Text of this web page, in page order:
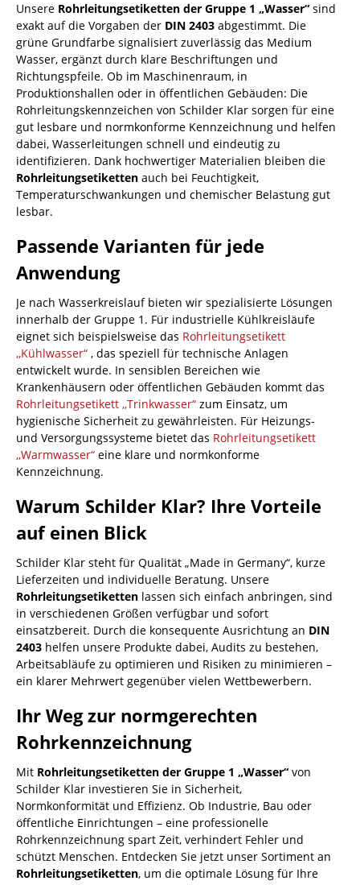
Unsere Rohrleitungsetiketten der Gruppe 1 „Wasser“ sind
exakt auf die Vorgaben der DIN 2403 abgestimmt. Die
grüne Grundfarbe signalisiert zuverlässig das Medium
Wasser, ergänzt durch klare Beschriftungen und
Richtungspfeile. Ob im Maschinenraum, in
Produktionshallen oder in öffentlichen Gebäuden: Die
Rohrleitungskennzeichen von Schilder Klar sorgen für eine
gut lesbare und normkonforme Kennzeichnung und helfen
dabei, Wasserleitungen schnell und eindeutig zu
identifizieren. Dank hochwertiger Materialien bleiben die
Rohrleitungsetiketten auch bei Feuchtigkeit,
Temperaturschwankungen und chemischer Belastung gut
lesbar.
Passende Varianten für jede
Anwendung
Je nach Wasserkreislauf bieten wir spezialisierte Lösungen
innerhalb der Gruppe 1. Für industrielle Kühlkreisläufe
eignet sich beispielsweise das Rohrleitungsetikett
,,Kühlwasser“ , das speziell für technische Anlagen
entwickelt wurde. In sensiblen Bereichen wie
Krankenhäusern oder öffentlichen Gebäuden kommt das
Rohrleitungsetikett ,,Trinkwasser“ zum Einsatz, um
hygienische Sicherheit zu gewährleisten. Für Heizungs-
und Versorgungssysteme bietet das Rohrleitungsetikett
,,Warmwasser“ eine klare und normkonforme
Kennzeichnung.
Warum Schilder Klar? Ihre Vorteile
auf einen Blick
Schilder Klar steht für Qualität „Made in Germany“, kurze
Lieferzeiten und individuelle Beratung. Unsere
Rohrleitungsetiketten lassen sich einfach anbringen, sind
in verschiedenen Größen verfügbar und sofort
einsatzbereit. Durch die konsequente Ausrichtung an DIN
2403 helfen unsere Produkte dabei, Audits zu bestehen,
Arbeitsabläufe zu optimieren und Risiken zu minimieren –
ein klarer Mehrwert gegenüber vielen Wettbewerbern.
Ihr Weg zur normgerechten
Rohrkennzeichnung
Mit Rohrleitungsetiketten der Gruppe 1 „Wasser“ von
Schilder Klar investieren Sie in Sicherheit,
Normkonformität und Effizienz. Ob Industrie, Bau oder
öffentliche Einrichtungen – eine professionelle
Rohrkennzeichnung spart Zeit, verhindert Fehler und
schützt Menschen. Entdecken Sie jetzt unser Sortiment an
Rohrleitungsetiketten, um die optimale Lösung für Ihre